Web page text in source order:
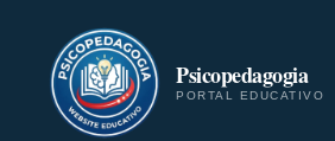
Psicopedagogia
PORTAL EDUCATIVO